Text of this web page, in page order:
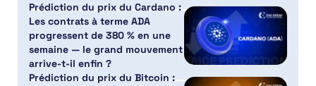
Prédiction du prix du Cardano :
Les contrats à terme ADA
progressent de 380 % en une
semaine — le grand mouvement
arrive-t-il enfin ?
Prédiction du prix du Bitcoin :